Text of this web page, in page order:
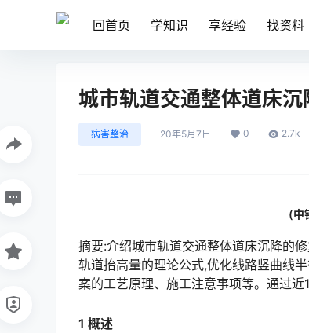
回首页 学知识 享经验 找资料
城市轨道交通整体道床
病害整治 20年5月7日 0 2.7k
(中
摘要:介绍城市轨道交通整体道床沉降的
轨道抬高量的理论公式,优化线路竖曲线
案的工艺原理、施工注意事项等。通过近
1 概述